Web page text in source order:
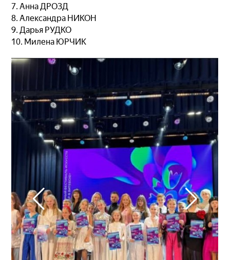
7. Анна ДРОЗД
8. Александра НИКОН
9. Дарья РУДКО
10. Милена ЮРЧИК